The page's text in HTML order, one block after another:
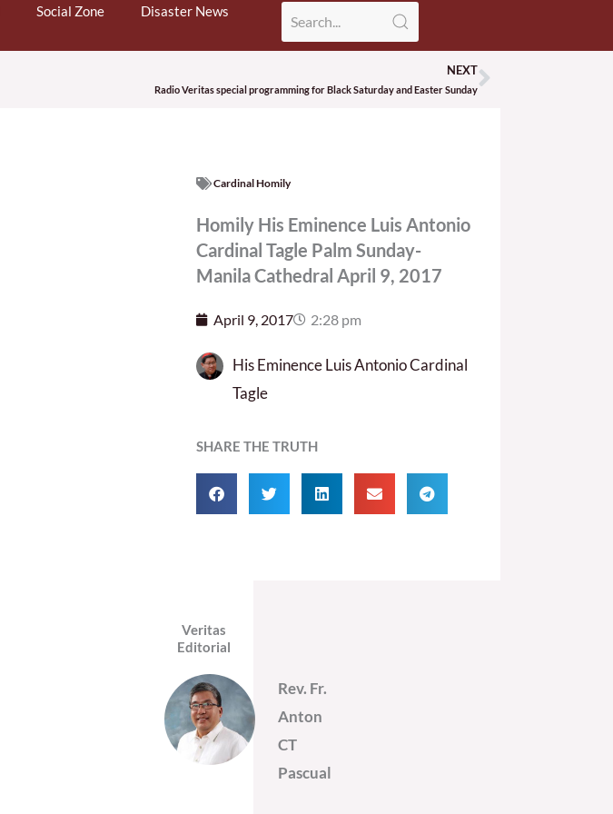
Social Zone Disaster News
NEXT
Radio Veritas special programming for Black Saturday and Easter SundayNext
Cardinal Homily
Homily His Eminence Luis Antonio
Cardinal Tagle Palm Sunday-
Manila Cathedral April 9, 2017
April 9, 2017 2:28 pm
His Eminence Luis Antonio Cardinal
Tagle
SHARE THE TRUTH
Veritas
Editorial
Rev. Fr.
Anton
CT
Pascual